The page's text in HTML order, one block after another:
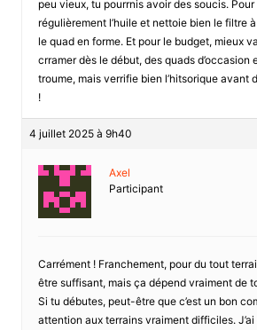
peu vieux, tu pourrnis avoir des soucis. Pour
régulièrement l’huile et nettoie bien le filtre
le quad en forme. Et pour le budget, mieux
crramer dès le début, des quads d’occasion
troume, mais verrifie bien l’hitsorique avant
!
4 juillet 2025 à 9h40
Axel
Participant
Carrément ! Franchement, pour du tout
être suffisant, mais ça dépend vraiment de
Si tu débutes, peut-être que c’est un bon
attention aux terrains vraiment difficiles.